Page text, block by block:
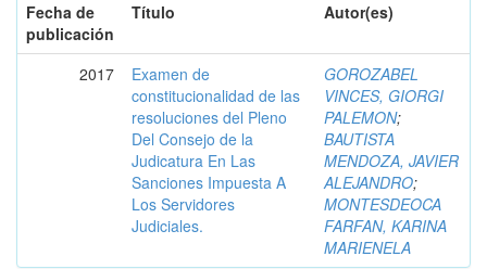
Fecha de
publicación
Título Autor(es)
2017
Examen de
constitucionalidad de las
resoluciones del Pleno
Del Consejo de la
Judicatura En Las
Sanciones Impuesta A
Los Servidores
Judiciales.
GOROZABEL
VINCES, GIORGI
PALEMON;
BAUTISTA
MENDOZA, JAVIER
ALEJANDRO;
MONTESDEOCA
FARFAN, KARINA
MARIENELA